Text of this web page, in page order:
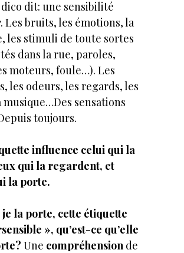
dit: une sensibilité
. Les bruits, les émotions, la
les stimuli de toute sortes
dans la rue, paroles,
moteurs, foule…). Les
les odeurs, les regards, les
musique…Des sensations
toujours.
influence celui qui la
qui la regardent, et
la porte.
la porte, cette étiquette
», qu’est-ce qu’elle
Une compréhension de